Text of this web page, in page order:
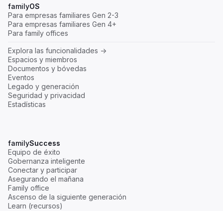
familyOS
Para empresas familiares Gen 2-3
Para empresas familiares Gen 4+
Para family offices
Explora las funcionalidades ->
Espacios y miembros
Documentos y bóvedas
Eventos
Legado y generación
Seguridad y privacidad
Estadísticas
familySuccess
Equipo de éxito
Gobernanza inteligente
Conectar y participar
Asegurando el mañana
Family office
Ascenso de la siguiente generación
Learn (recursos)